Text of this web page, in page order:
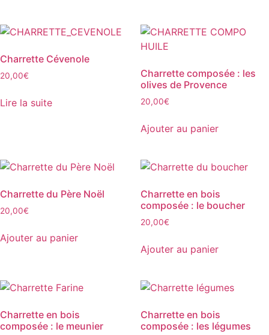
Charrette Cévenole
20,00€
Lire la suite
Charrette composée : les
olives de Provence
20,00€
Ajouter au panier
Charrette du Père Noël
20,00€
Ajouter au panier
Charrette en bois
composée : le boucher
20,00€
Ajouter au panier
Charrette en bois
composée : le meunier
Charrette en bois
composée : les légumes